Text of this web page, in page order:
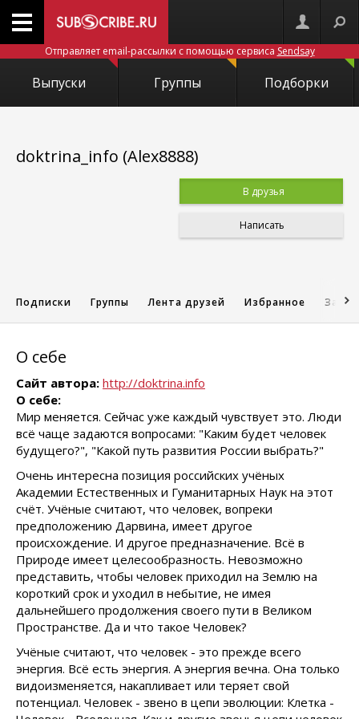
Отправляет email-рассылки с помощью сервиса Sendsay
Выпуски Группы Подборки
doktrina_info (Alex8888)
В друзья
Написать
Подписки Группы Лента друзей Избранное
О себе
Сайт автора: http://doktrina.info
О себе:
Мир меняется. Сейчас уже каждый чувствует это. Люди
всё чаще задаются вопросами: "Каким будет человек
будущего?", "Какой путь развития России выбрать?"
Очень интересна позиция российских учёных
Академии Естественных и Гуманитарных Наук на этот
счёт. Учёные считают, что человек, вопреки
предположению Дарвина, имеет другое
происхождение. И другое предназначение. Всё в
Природе имеет целесообразность. Невозможно
представить, чтобы человек приходил на Землю на
короткий срок и уходил в небытие, не имея
дальнейшего продолжения своего пути в Великом
Пространстве. Да и что такое Человек?
Учёные считают, что человек - это прежде всего
энергия. Всё есть энергия. А энергия вечна. Она только
видоизменяется, накапливает или теряет свой
потенциал. Человек - звено в цепи эволюции: Клетка -